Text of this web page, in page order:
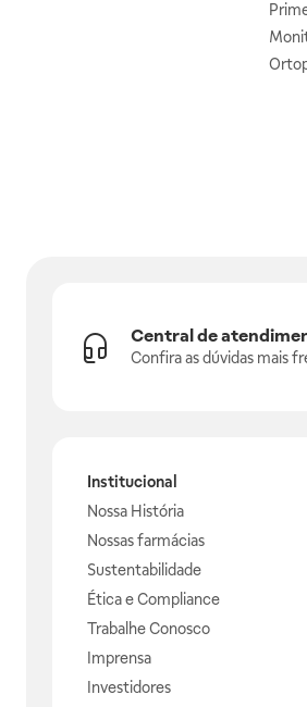
Central de
Confira as dúvidas mais
Institucional
Nossa História
Nossas farmácias
Sustentabilidade
Ética e Compliance
Trabalhe Conosco
Imprensa
Investidores